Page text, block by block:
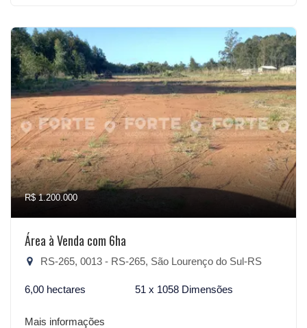
R$ 1.200.000
Área à Venda com 6ha
RS-265, 0013 - RS-265, São Lourenço do Sul-RS
6,00 hectares 51 x 1058 Dimensões
Mais informações